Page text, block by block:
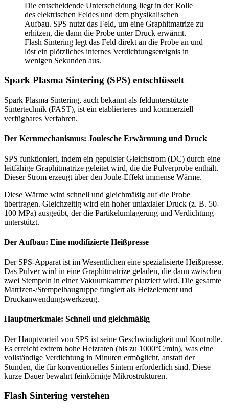
Die entscheidende Unterscheidung liegt in der Rolle
des elektrischen Feldes und dem physikalischen
Aufbau. SPS nutzt das Feld, um eine Graphitmatrize zu
erhitzen, die dann die Probe unter Druck erwärmt.
Flash Sintering legt das Feld direkt an die Probe an und
löst ein plötzliches internes Verdichtungsereignis in
wenigen Sekunden aus.
Spark Plasma Sintering (SPS) entschlüsselt
Spark Plasma Sintering, auch bekannt als feldunterstützte
Sintertechnik (FAST), ist ein etablierteres und kommerziell
verfügbares Verfahren.
Der Kernmechanismus: Joulesche Erwärmung und Druck
SPS funktioniert, indem ein gepulster Gleichstrom (DC) durch eine
leitfähige Graphitmatrize geleitet wird, die die Pulverprobe enthält.
Dieser Strom erzeugt über den Joule-Effekt immense Wärme.
Diese Wärme wird schnell und gleichmäßig auf die Probe
übertragen. Gleichzeitig wird ein hoher uniaxialer Druck (z. B. 50-
100 MPa) ausgeübt, der die Partikelumlagerung und Verdichtung
unterstützt.
Der Aufbau: Eine modifizierte Heißpresse
Der SPS-Apparat ist im Wesentlichen eine spezialisierte Heißpresse.
Das Pulver wird in eine Graphitmatrize geladen, die dann zwischen
zwei Stempeln in einer Vakuumkammer platziert wird. Die gesamte
Matrizen-/Stempelbaugruppe fungiert als Heizelement und
Druckanwendungswerkzeug.
Hauptmerkmale: Schnell und gleichmäßig
Der Hauptvorteil von SPS ist seine Geschwindigkeit und Kontrolle.
Es erreicht extrem hohe Heizraten (bis zu 1000°C/min), was eine
vollständige Verdichtung in Minuten ermöglicht, anstatt der
Stunden, die für konventionelles Sintern erforderlich sind. Diese
kurze Dauer bewahrt feinkörnige Mikrostrukturen.
Flash Sintering verstehen